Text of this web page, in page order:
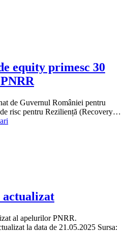
equity primesc 30
de Guvernul României pentru
risc pentru Reziliență (Recovery…
actualizat
al apelurilor PNRR.
la data de 21.05.2025 Sursa: